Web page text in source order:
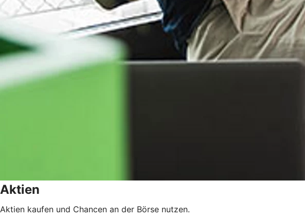
Aktien
Aktien kaufen und Chancen an der Börse nutzen.